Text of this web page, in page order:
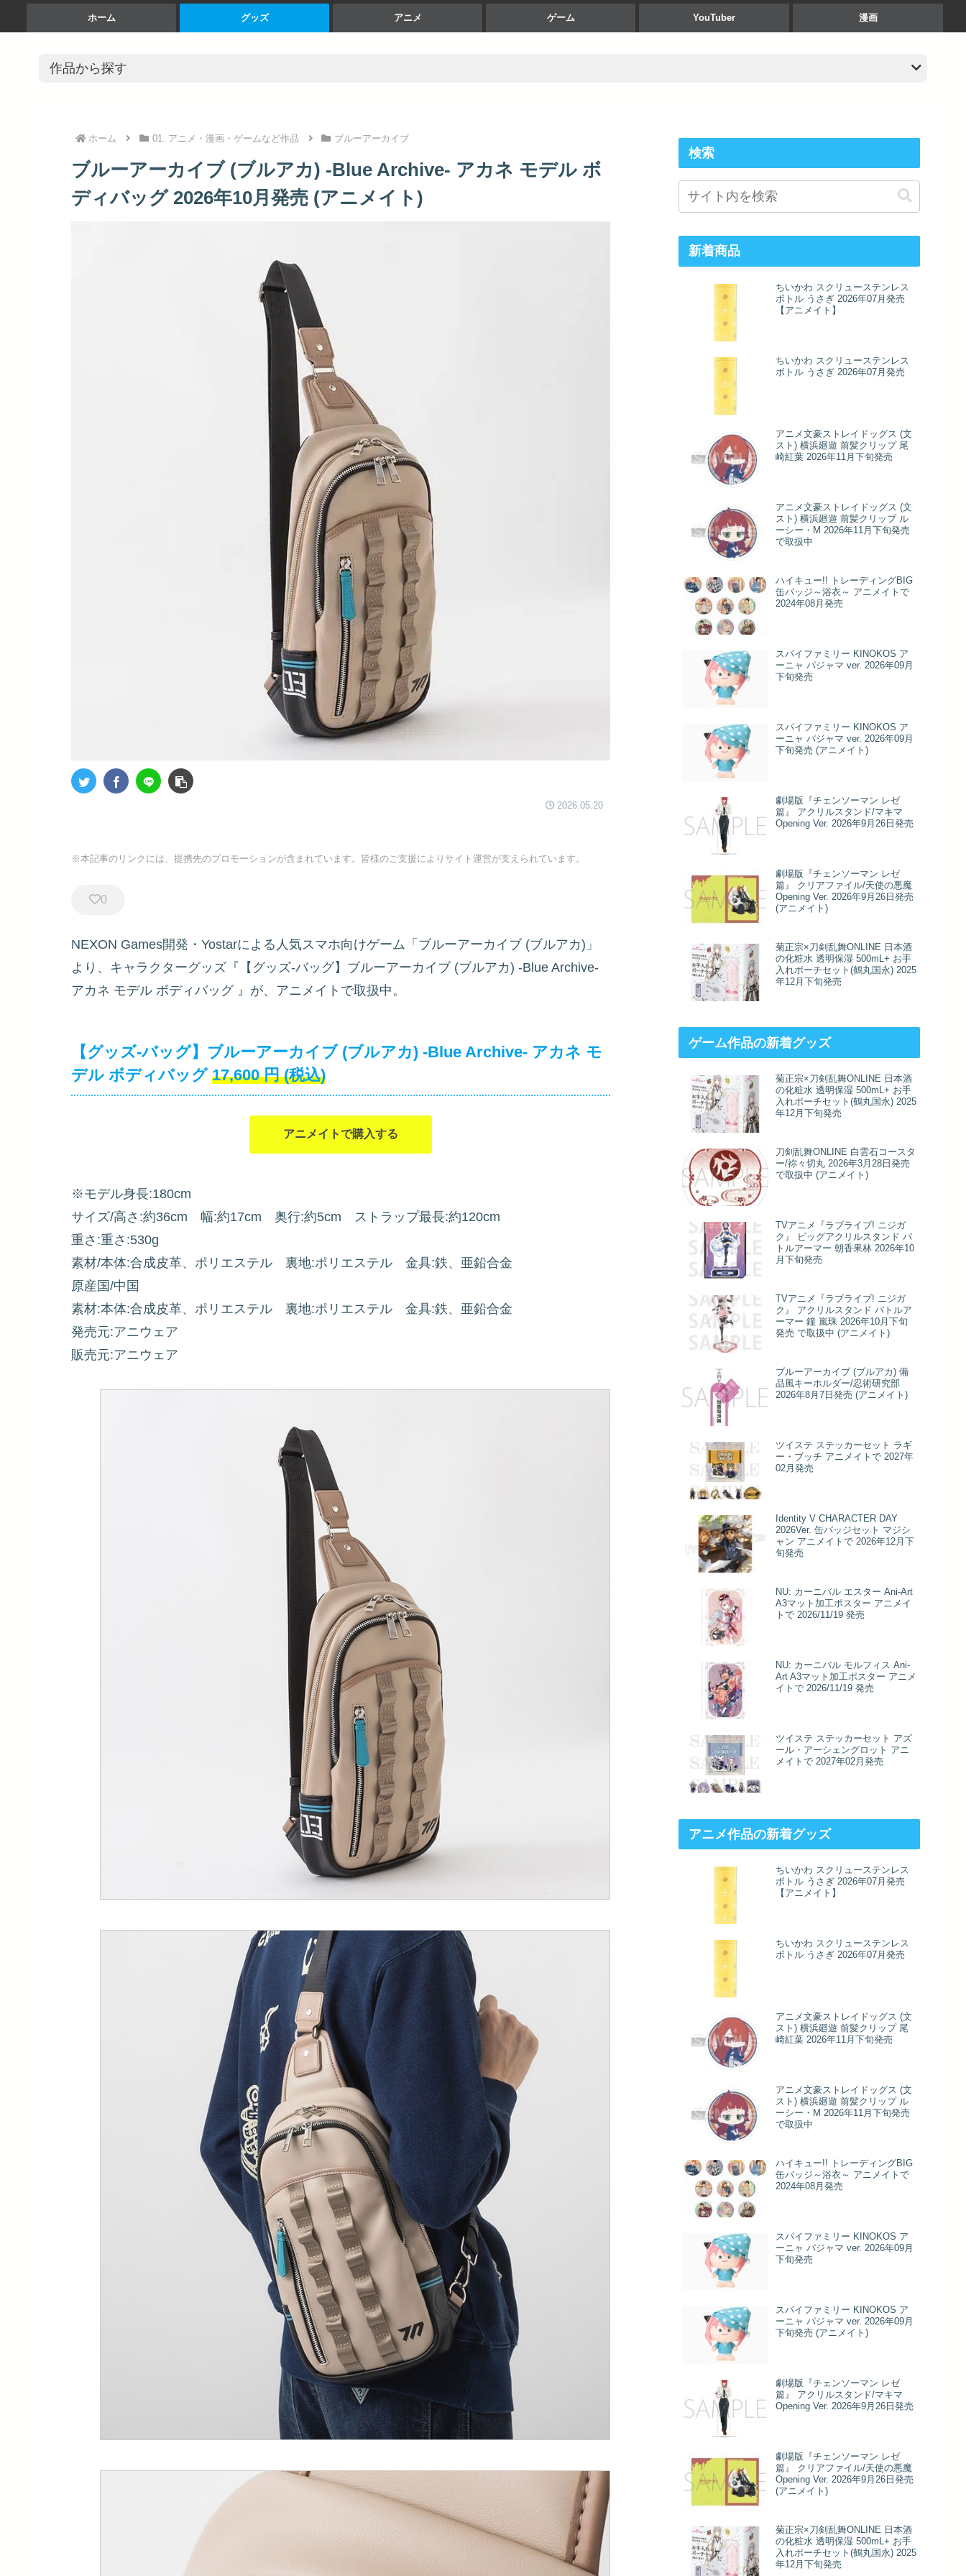
ホーム グッズ アニメ ゲーム YouTuber 漫画
ホーム 01. アニメ・漫画・ゲームなど作品 ブルーアーカイブ
ブルーアーカイブ (ブルアカ) -Blue Archive- アカネ モデル ボ
ディバッグ 2026年10月発売 (アニメイト)
2026.05.20
※本記事のリンクには、提携先のプロモーションが含まれています。皆様のご支援によりサイト運営が支えられています。
0
NEXON Games開発・Yostarによる人気スマホ向けゲーム「ブルーアーカイブ (ブルアカ)」
より、キャラクターグッズ『【グッズ-バッグ】ブルーアーカイブ (ブルアカ) -Blue Archive-
アカネ モデル ボディバッグ』が、アニメイトで取扱中。
【グッズ-バッグ】ブルーアーカイブ (ブルアカ) -Blue Archive- アカネ モ
デル ボディバッグ 17,600 円 (税込)
アニメイトで購入する
※モデル身長:180cm
サイズ/高さ:約36cm 幅:約17cm 奥行:約5cm ストラップ最長:約120cm
重さ:重さ:530g
素材/本体:合成皮革、ポリエステル 裏地:ポリエステル 金具:鉄、亜鉛合金
原産国/中国
素材:本体:合成皮革、ポリエステル 裏地:ポリエステル 金具:鉄、亜鉛合金
発売元:アニウェア
販売元:アニウェア
検索
新着商品
ちいかわ スクリューステンレス
ボトル うさぎ 2026年07月発売
【アニメイト】
ちいかわ スクリューステンレス
ボトル うさぎ 2026年07月発売
アニメ文豪ストレイドッグス (文
スト) 横浜廻遊 前髪クリップ 尾
崎紅葉 2026年11月下旬発売
アニメ文豪ストレイドッグス (文
スト) 横浜廻遊 前髪クリップ ル
ーシー・M 2026年11月下旬発売
で取扱中
ハイキュー!! トレーディングBIG
缶バッジ～浴衣～ アニメイトで
2024年08月発売
スパイファミリー KINOKOS ア
ーニャ パジャマ ver. 2026年09月
下旬発売
スパイファミリー KINOKOS ア
ーニャ パジャマ ver. 2026年09月
下旬発売 (アニメイト)
劇場版『チェンソーマン レゼ
篇』 アクリルスタンド/マキマ
Opening Ver. 2026年9月26日発売
劇場版『チェンソーマン レゼ
篇』 クリアファイル/天使の悪魔
Opening Ver. 2026年9月26日発売
(アニメイト)
菊正宗×刀剣乱舞ONLINE 日本酒
の化粧水 透明保湿 500mL+ お手
入れポーチセット(鶴丸国永) 2025
年12月下旬発売
ゲーム作品の新着グッズ
菊正宗×刀剣乱舞ONLINE 日本酒
の化粧水 透明保湿 500mL+ お手
入れポーチセット(鶴丸国永) 2025
年12月下旬発売
刀剣乱舞ONLINE 白雲石コースタ
ー/祢々切丸 2026年3月28日発売
で取扱中 (アニメイト)
TVアニメ『ラブライブ! ニジガ
ク』 ビッグアクリルスタンド バ
トルアーマー 朝香果林 2026年10
月下旬発売
TVアニメ『ラブライブ! ニジガ
ク』 アクリルスタンド バトルア
ーマー 鐘 嵐珠 2026年10月下旬
発売 で取扱中 (アニメイト)
ブルーアーカイブ (ブルアカ) 備
品風キーホルダー/忍術研究部
2026年8月7日発売 (アニメイト)
ツイステ ステッカーセット ラギ
ー・ブッチ アニメイトで 2027年
02月発売
Identity V CHARACTER DAY
2026Ver. 缶バッジセット マジシ
ャン アニメイトで 2026年12月下
旬発売
NU: カーニバル エスター Ani-Art
A3マット加工ポスター アニメイ
トで 2026/11/19 発売
NU: カーニバル モルフィス Ani-
Art A3マット加工ポスター アニメ
イトで 2026/11/19 発売
ツイステ ステッカーセット アズ
ール・アーシェングロット アニ
メイトで 2027年02月発売
アニメ作品の新着グッズ
ちいかわ スクリューステンレス
ボトル うさぎ 2026年07月発売
【アニメイト】
ちいかわ スクリューステンレス
ボトル うさぎ 2026年07月発売
アニメ文豪ストレイドッグス (文
スト) 横浜廻遊 前髪クリップ 尾
崎紅葉 2026年11月下旬発売
アニメ文豪ストレイドッグス (文
スト) 横浜廻遊 前髪クリップ ル
ーシー・M 2026年11月下旬発売
で取扱中
ハイキュー!! トレーディングBIG
缶バッジ～浴衣～ アニメイトで
2024年08月発売
スパイファミリー KINOKOS ア
ーニャ パジャマ ver. 2026年09月
下旬発売
スパイファミリー KINOKOS ア
ーニャ パジャマ ver. 2026年09月
下旬発売 (アニメイト)
劇場版『チェンソーマン レゼ
篇』 アクリルスタンド/マキマ
Opening Ver. 2026年9月26日発売
劇場版『チェンソーマン レゼ
篇』 クリアファイル/天使の悪魔
Opening Ver. 2026年9月26日発売
(アニメイト)
菊正宗×刀剣乱舞ONLINE 日本酒
の化粧水 透明保湿 500mL+ お手
入れポーチセット(鶴丸国永) 2025
年12月下旬発売